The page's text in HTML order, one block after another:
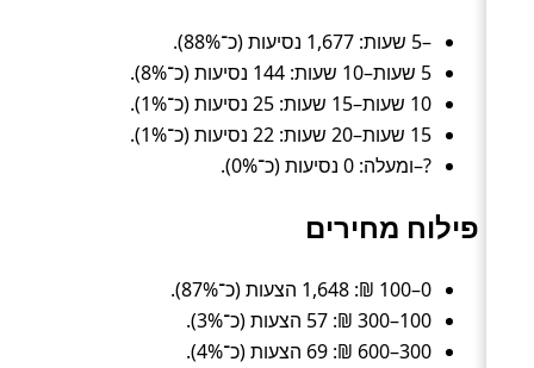
–5 שעות: 1,677 נסיעות (כ־88%).
5 שעות–10 שעות: 144 נסיעות (כ־8%).
10 שעות–15 שעות: 25 נסיעות (כ־1%).
15 שעות–20 שעות: 22 נסיעות (כ־1%).
?–ומעלה: 0 נסיעות (כ־0%).
פילוח מחירים
0–100 ₪: 1,648 הצעות (כ־87%).
100–300 ₪: 57 הצעות (כ־3%).
300–600 ₪: 69 הצעות (כ־4%).